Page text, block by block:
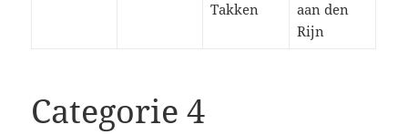
Takken
aan den
Rijn
Categorie 4